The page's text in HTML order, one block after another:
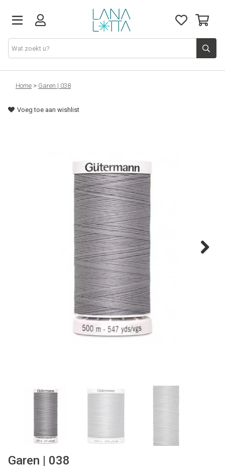
Stoffen
Fournituren
Home > Garen | 038
Voeg toe aan wishlist
Garen | 038